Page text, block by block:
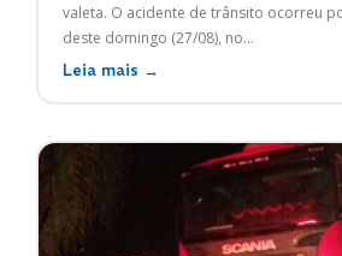
valeta. O acidente de trânsito ocorreu
deste domingo (27/08), no...
Leia mais →